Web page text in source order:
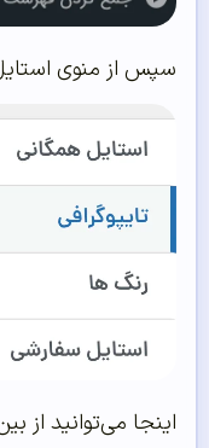
سپس از منوی استایل
اینجا می‌توانید از